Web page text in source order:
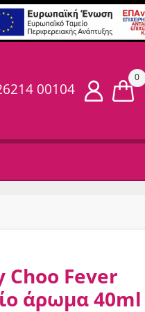
00104
0
Choo Fever
άρωμα 40ml